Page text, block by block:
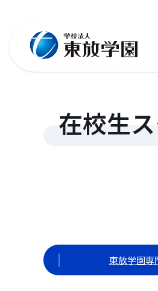
在校生
東放学園専